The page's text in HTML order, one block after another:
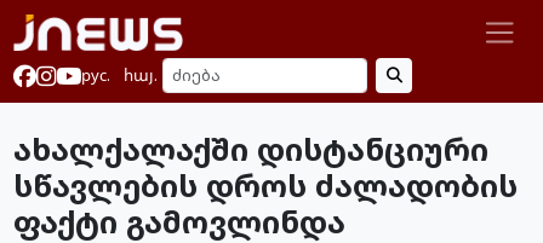
рус. հայ.
ახალქალაქში დისტანციური
სწავლების დროს ძალადობის
ფაქტი გამოვლინდა